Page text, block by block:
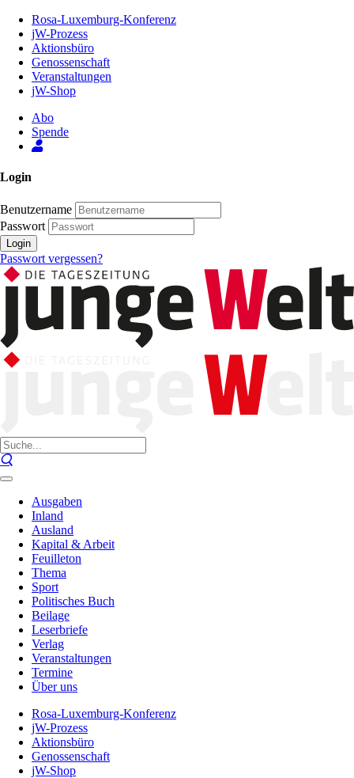
Inhalt
Seite
Rosa-Luxemburg-Konferenz
jW-Prozess
Aktionsbüro
Genossenschaft
Veranstaltungen
jW-Shop
Abo
Spende
Login
Benutzername
Passwort
Login
Passwort vergessen?
Ausgaben
Inland
Ausland
Kapital & Arbeit
Feuilleton
Thema
Sport
Politisches Buch
Beilage
Leserbriefe
Verlag
Veranstaltungen
Termine
Über uns
Rosa-Luxemburg-Konferenz
jW-Prozess
Aktionsbüro
Genossenschaft
jW-Shop